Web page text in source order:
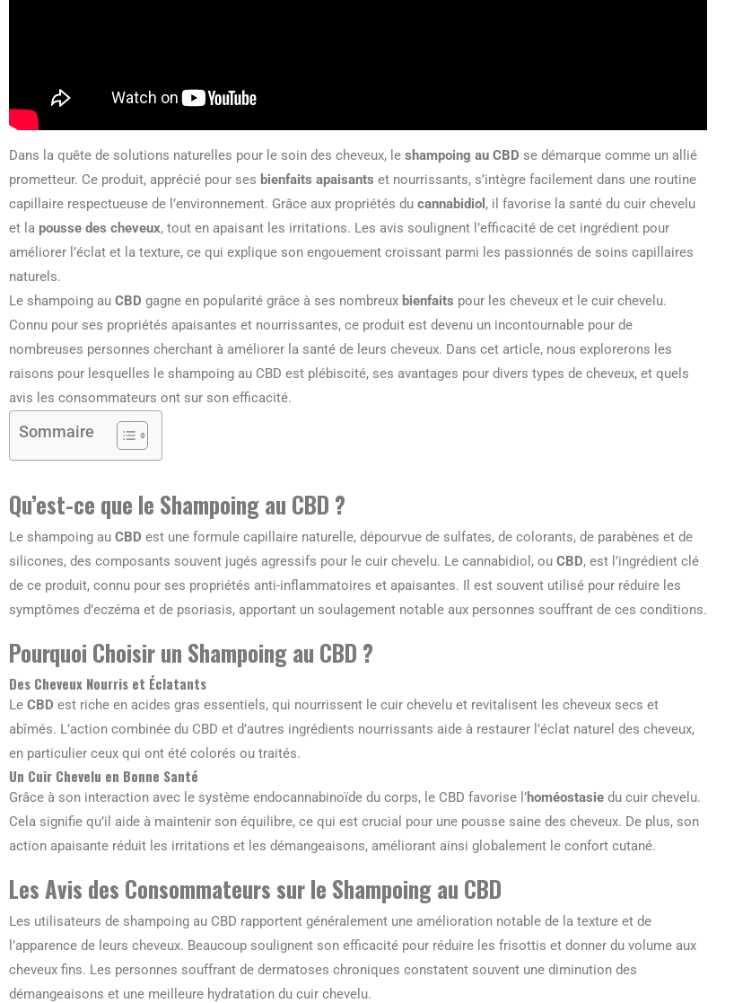
Dans la quête de solutions naturelles pour le soin des cheveux, le shampoing au CBD se démarque comme un allié
prometteur. Ce produit, apprécié pour ses bienfaits apaisants et nourrissants, s’intègre facilement dans une routine
capillaire respectueuse de l’environnement. Grâce aux propriétés du cannabidiol , il favorise la santé du cuir chevelu
et la pousse des cheveux, tout en apaisant les irritations. Les avis soulignent l’efficacité de cet ingrédient pour
améliorer l’éclat et la texture, ce qui explique son engouement croissant parmi les passionnés de soins capillaires
naturels.
Le shampoing au CBD gagne en popularité grâce à ses nombreux bienfaits pour les cheveux et le cuir chevelu.
Connu pour ses propriétés apaisantes et nourrissantes, ce produit est devenu un incontournable pour de
nombreuses personnes cherchant à améliorer la santé de leurs cheveux. Dans cet article, nous explorerons les
raisons pour lesquelles le shampoing au CBD est plébiscité, ses avantages pour divers types de cheveux, et quels
avis les consommateurs ont sur son efficacité.
Sommaire
Qu’est-ce que le Shampoing au CBD ?
Le shampoing au CBD est une formule capillaire naturelle, dépourvue de sulfates, de colorants, de parabènes et de
silicones, des composants souvent jugés agressifs pour le cuir chevelu. Le cannabidiol, ou CBD, est l’ingrédient clé
de ce produit, connu pour ses propriétés anti-inflammatoires et apaisantes. Il est souvent utilisé pour réduire les
symptômes d’eczéma et de psoriasis, apportant un soulagement notable aux personnes souffrant de ces conditions.
Pourquoi Choisir un Shampoing au CBD ?
Des Cheveux Nourris et Éclatants
Le CBD est riche en acides gras essentiels, qui nourrissent le cuir chevelu et revitalisent les cheveux secs et
abîmés. L’action combinée du CBD et d’autres ingrédients nourrissants aide à restaurer l’éclat naturel des cheveux,
en particulier ceux qui ont été colorés ou traités.
Un Cuir Chevelu en Bonne Santé
Grâce à son interaction avec le système endocannabinoïde du corps, le CBD favorise l’homéostasie du cuir chevelu.
Cela signifie qu’il aide à maintenir son équilibre, ce qui est crucial pour une pousse saine des cheveux. De plus, son
action apaisante réduit les irritations et les démangeaisons, améliorant ainsi globalement le confort cutané.
Les Avis des Consommateurs sur le Shampoing au CBD
Les utilisateurs de shampoing au CBD rapportent généralement une amélioration notable de la texture et de
l’apparence de leurs cheveux. Beaucoup soulignent son efficacité pour réduire les frisottis et donner du volume aux
cheveux fins. Les personnes souffrant de dermatoses chroniques constatent souvent une diminution des
démangeaisons et une meilleure hydratation du cuir chevelu.